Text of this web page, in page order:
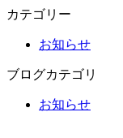
カテゴリー
お知らせ
ブログカテゴリ
お知らせ